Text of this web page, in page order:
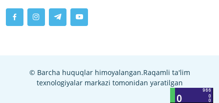
© Barcha huquqlar himoyalangan.Raqamli ta'lim
texnologiyalar markazi tomonidan yaratilgan